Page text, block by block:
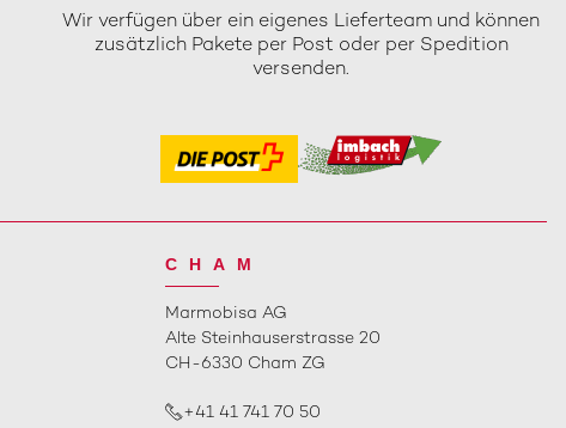
Wir verfügen über ein eigenes Lieferteam und können
zusätzlich Pakete per Post oder per Spedition
versenden.
CHAM
Marmobisa AG
Alte Steinhauserstrasse 20
CH-6330 Cham ZG
+41 41 741 70 50